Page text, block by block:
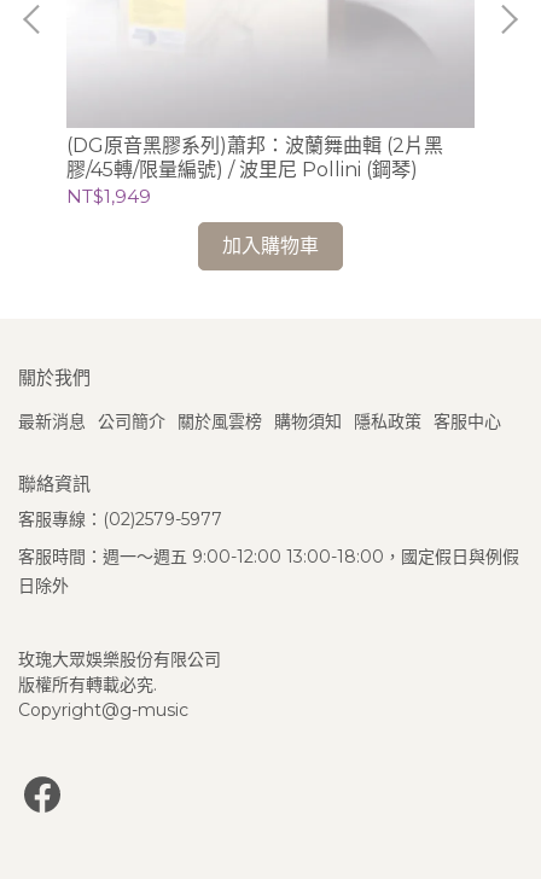
(DG原音黑膠系列)蕭邦：波蘭舞曲輯 (2片黑
膠/45轉/限量編號) / 波里尼 Pollini (鋼琴)
NT$1,949
加入購物車
關於我們
最新消息 公司簡介 關於風雲榜 購物須知 隱私政策 客服中心
聯絡資訊
客服專線：(02)2579-5977
客服時間：週一～週五 9:00-12:00 13:00-18:00，國定假日與例假
日除外
玫瑰大眾娛樂股份有限公司
版權所有轉載必究.
Copyright@g-music